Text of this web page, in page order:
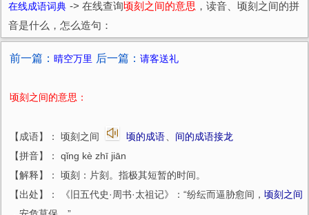
在线成语词典 -> 在线查询顷刻之间的意思 ，读音、顷刻之间的拼
音是什么，怎么造句：
前一篇： 晴空万里 后一篇： 请客送礼
顷刻之间的意思：
【成语】： 顷刻之间 顷的成语
间的成语接龙
【拼音】： qǐng kè zhī jiān
【解释】： 顷刻：片刻。指极其短暂的时间。
【出处】： 《旧五代史·周书·太祖记》：“纷纭而逼胁愈间， 顷刻之间